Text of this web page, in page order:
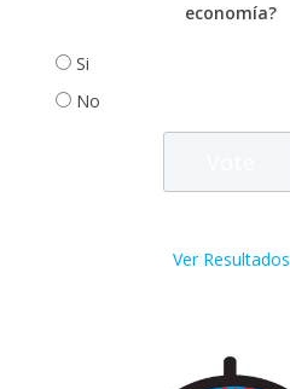
economía?
Si
No
Ver Resultados